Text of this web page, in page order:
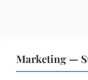
Marketing —